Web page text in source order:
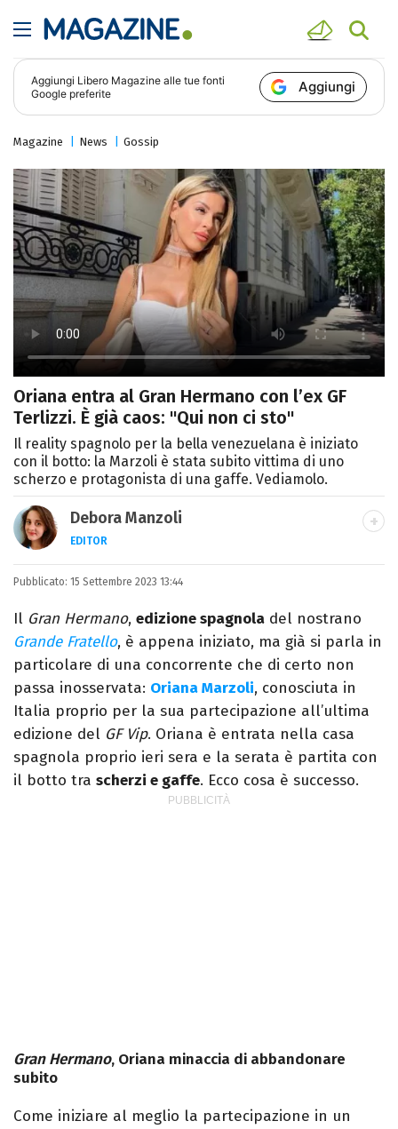
Aggiungi Libero Magazine alle tue fonti
Google preferite
Aggiungi
Magazine News Gossip
Oriana entra al Gran Hermano con l’ex GF
Terlizzi. È già caos: "Qui non ci sto"
Il reality spagnolo per la bella venezuelana è iniziato
con il botto: la Marzoli è stata subito vittima di uno
scherzo e protagonista di una gaffe. Vediamolo.
Debora Manzoli
EDITOR
LINKEDIN
INSTAGRAM FACEBOOK SITO
Scrittrice, copywriter, editor e pubblicista
mantovana, laureata in Lettere, Cinema e
Tv. Ha due libri all’attivo e ama la scrittura
alla follia.
Pubblicato: 15 Settembre 2023 13:44
Il Gran Hermano, edizione spagnola del nostrano
Grande Fratello, è appena iniziato, ma già si parla in
particolare di una concorrente che di certo non
passa inosservata: Oriana Marzoli, conosciuta in
Italia proprio per la sua partecipazione all’ultima
edizione del GF Vip. Oriana è entrata nella casa
spagnola proprio ieri sera e la serata è partita con
il botto tra scherzi e gaffe. Ecco cosa è successo.
Gran Hermano, Oriana minaccia di abbandonare
subito
Come iniziare al meglio la partecipazione in un